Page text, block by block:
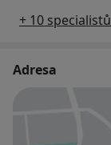
+ 10 specialistů
Adresa